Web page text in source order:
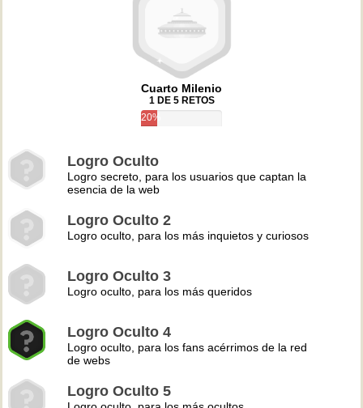
Cuarto Milenio
1 DE 5 RETOS
20%
Logro Oculto
Logro secreto, para los usuarios que captan la
esencia de la web
Logro Oculto 2
Logro oculto, para los más inquietos y curiosos
Logro Oculto 3
Logro oculto, para los más queridos
Logro Oculto 4
Logro oculto, para los fans acérrimos de la red
de webs
Logro Oculto 5